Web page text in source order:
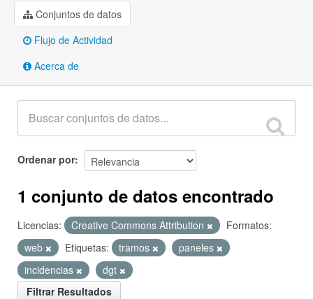
Conjuntos de datos
Flujo de Actividad
Acerca de
Ordenar por
1 conjunto de datos encontrado
Licencias: Creative Commons Attribution
Formatos:
web
Etiquetas: tramos
paneles
incidencias
dgt
Filtrar Resultados